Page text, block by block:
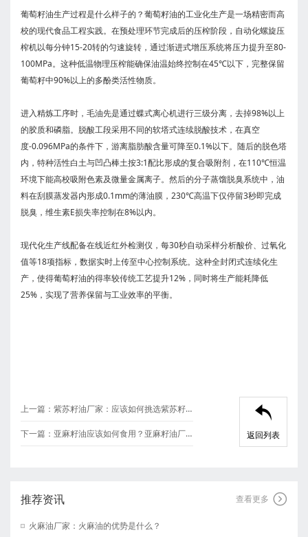
葡萄籽油生产过程是什么样子的？葡萄籽油的工业化生产是一场精密而高
校的现代食品工程实践。在预处理环节完成后的压榨阶段，自动化螺旋压
榨机以每分钟15-20转的匀速旋转，通过渐进式增压系统将压力提升至80-
100MPa。这种低温物理压榨能确保油温始终控制在45℃以下，完整保留
葡萄籽中90%以上的多酚类活性物质。
进入精炼工序时，毛油先是通过蝶式离心机进行三级分离，去掉98%以上
的胶质和磷脂。脱酸工段采用不同的软塔式连续脱酸技术，在真空
度-0.096MPa的条件下，游离脂肪酸含量可降至0.1%以下。随后的脱色塔
内，特种活性白土与凹凸棒土按3:1配比形成的复合吸附剂，在110℃恒温
环境下能高校吸附色素及微量金属离子。然后的分子蒸馏脱臭系统中，油
料在刮膜蒸发器内形成0.1mm的薄油膜，230℃高温下仅停留3秒即完成
脱臭，维生素E损失率控制在8%以内。
现代化生产线配备在线近红外检测仪，每30秒自动采样分析酸价、过氧化
值等18项指标，数据实时上传至中心控制系统。这种全封闭式连续化生
产，使得葡萄籽油的得率较传统工艺提升12%，同时将生产能耗降低
25%，实现了营养保留与工业效率的平衡。
上一篇： 紫苏籽油厂家：应该如何挑选紫苏籽油
下一篇： 亚麻籽油应该如何食用？亚麻籽油厂家

返回列表
推荐资讯 查看更多 
火麻油厂家：火麻油的优势是什么？